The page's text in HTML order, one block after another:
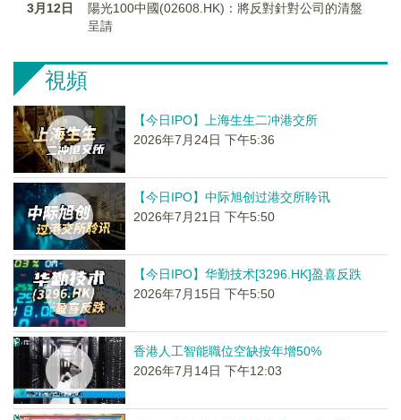
3月12日
陽光100中國(02608.HK)：將反對針對公司的清盤
呈請
視頻
【今日IPO】上海生生二冲港交所
2026年7月24日 下午5:36
【今日IPO】中际旭创过港交所聆讯
2026年7月21日 下午5:50
【今日IPO】华勤技术[3296.HK]盈喜反跌
2026年7月15日 下午5:50
香港人工智能職位空缺按年增50%
2026年7月14日 下午12:03